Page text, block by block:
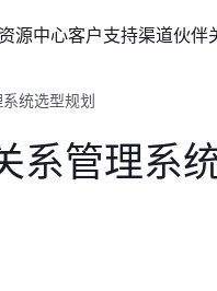
资源中心客户支持渠道伙伴
统选型规划
系管理系